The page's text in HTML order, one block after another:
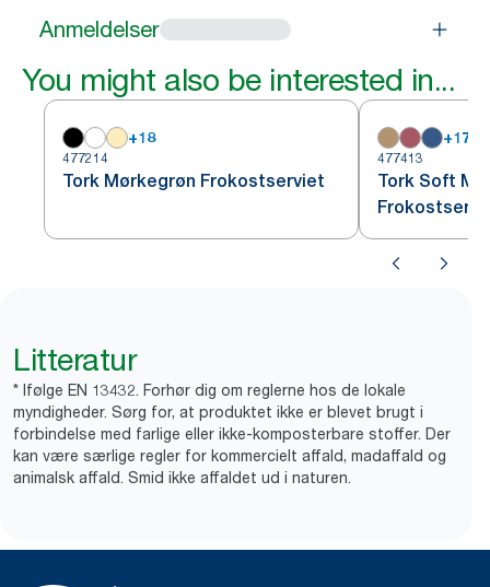
Anmeldelser
You might also be interested in...
+18
477214
Tork Mørkegrøn Frokostserviet
+17
477413
Tork Soft
Litteratur
* Ifølge EN 13432. Forhør dig om reglerne hos de lokale
myndigheder. Sørg for, at produktet ikke er blevet brugt i
forbindelse med farlige eller ikke-komposterbare stoffer. Der
kan være særlige regler for kommercielt affald, madaffald og
animalsk affald. Smid ikke affaldet ud i naturen.